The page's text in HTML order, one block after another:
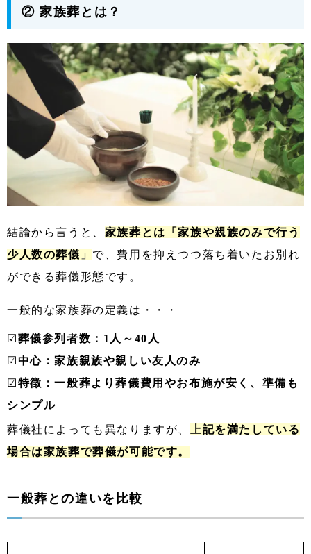
② 家族葬とは？
結論から言うと、 家族葬とは「家族や親族のみで行う
少人数の葬儀 」 で、費用を抑えつつ落ち着いたお別れ
ができる葬儀形態です。
一般的な家族葬の定義は・・・
☑葬儀参列者数：1人～40人
☑中心：家族親族や親しい友人のみ
☑特徴：一般葬より葬儀費用やお布施が安く、準備も
シンプル
葬儀社によっても異なりますが、
上記を満たしている
場合は家族葬で葬儀が可能です。
一般葬との違いを比較